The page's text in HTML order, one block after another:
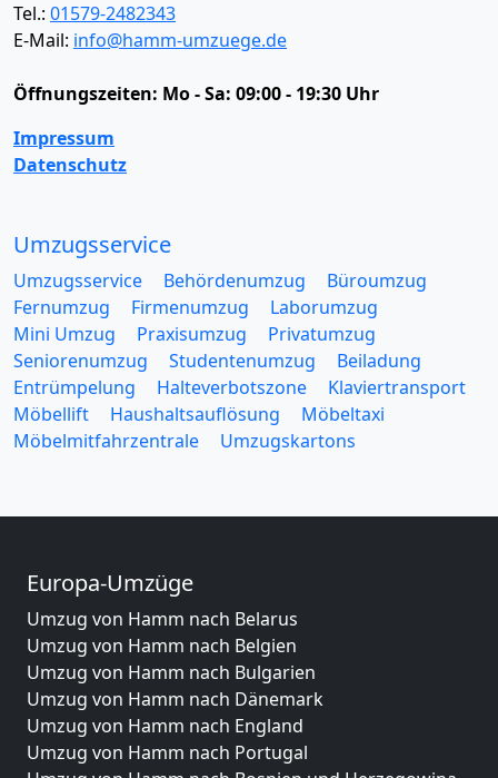
Tel.: 01579-2482343
E-Mail: info@hamm-umzuege.de
Öffnungszeiten: Mo - Sa: 09:00 - 19:30 Uhr
Impressum
Datenschutz
Umzugsservice
Umzugsservice Behördenumzug
Büroumzug
Fernumzug
Firmenumzug
Laborumzug
Mini Umzug
Praxisumzug
Privatumzug
Seniorenumzug
Studentenumzug
Beiladung
Entrümpelung
Halteverbotszone
Klaviertransport
Möbellift
Haushaltsauflösung
Möbeltaxi
Möbelmitfahrzentrale
Umzugskartons
Europa-Umzüge
Umzug von Hamm nach Belarus
Umzug von Hamm nach Belgien
Umzug von Hamm nach Bulgarien
Umzug von Hamm nach Dänemark
Umzug von Hamm nach England
Umzug von Hamm nach Portugal